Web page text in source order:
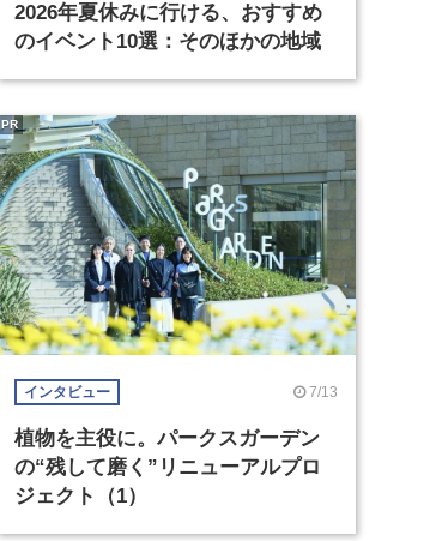
2026年夏休みに行ける、おすすめ
のイベント10選：そのほかの地域
インタビュー 7/13
植物を主役に。パークスガーデン
の“残して磨く”リニューアルプロ
ジェクト（1）
PR